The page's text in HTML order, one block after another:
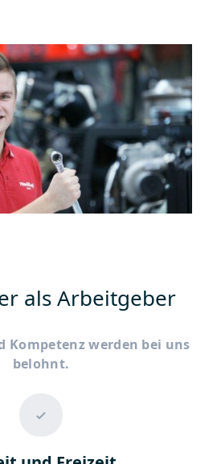
als Arbeitgeber
Kompetenz werden bei uns
belohnt.